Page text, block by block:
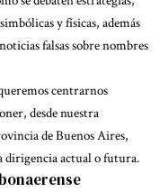
y físicas, además
falsas sobre nombres
centrarnos
desde nuestra
de Buenos Aires,
dirigencia actual o futura.